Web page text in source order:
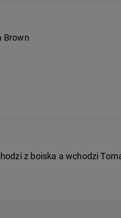
Brown
z boiska a wchodzi